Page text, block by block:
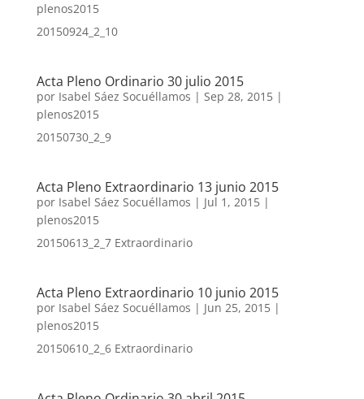
plenos2015
20150924_2_10
Acta Pleno Ordinario 30 julio 2015
por Isabel Sáez Socuéllamos | Sep 28, 2015|
plenos2015
20150730_2_9
Acta Pleno Extraordinario 13 junio 2015
por Isabel Sáez Socuéllamos | Jul 1, 2015|
plenos2015
20150613_2_7 Extraordinario
Acta Pleno Extraordinario 10 junio 2015
por Isabel Sáez Socuéllamos | Jun 25, 2015|
plenos2015
20150610_2_6 Extraordinario